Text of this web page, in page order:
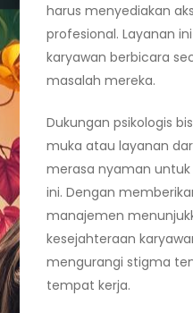
harus menyediakan
profesional. Layanan
karyawan berbicara
masalah mereka.
Dukungan psikologis
muka atau layanan
merasa nyaman
ini. Dengan
manajemen
kesejahteraan
mengurangi stigma
tempat kerja.